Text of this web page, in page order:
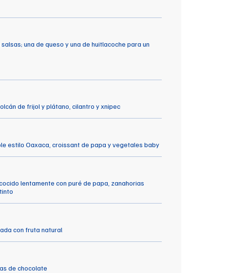
una de queso y una de huitlacoche para un
de frijol y plátano, cilantro y xnipec
estilo Oaxaca, croissant de papa y vegetales baby
lentamente con puré de papa, zanahorias
con fruta natural
de chocolate